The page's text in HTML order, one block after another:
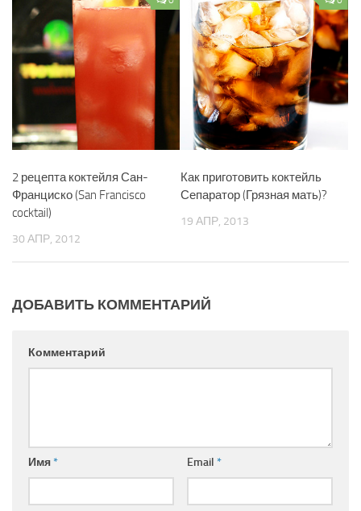
2 рецепта коктейля Сан-
Франциско (San Francisco
cocktail)
30 АПР, 2012
Как приготовить коктейль
Сепаратор (Грязная мать)?
19 АПР, 2013
ДОБАВИТЬ КОММЕНТАРИЙ
Комментарий
Имя* Email *